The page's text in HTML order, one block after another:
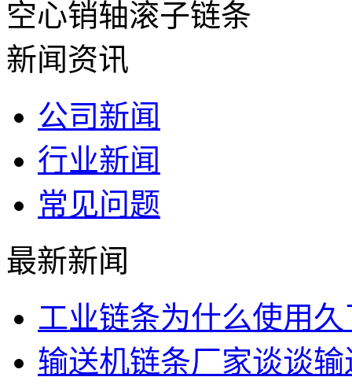
空心销轴滚子链条
新闻资讯
公司新闻
行业新闻
常见问题
最新新闻
工业链条为什么使用
输送机链条厂家谈谈